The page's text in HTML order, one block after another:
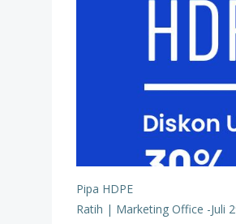
Pipa HDPE
Ratih | Marketing Office -Juli